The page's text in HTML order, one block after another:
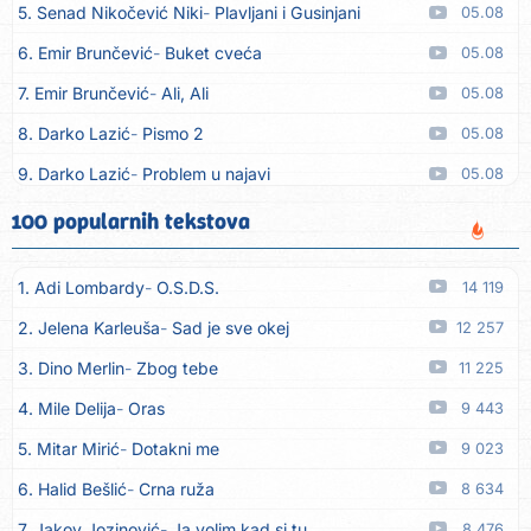
5. Senad Nikočević Niki Plavljani i Gusinjani 05.08
6. Emir Brunčević Buket cveća 05.08
7. Emir Brunčević Ali, Ali 05.08
8. Darko Lazić Pismo 2 05.08
9. Darko Lazić Problem u najavi 05.08
10. Aleksandra Đuranović Kao zver
11. Meliha Imširović Čujem mili 05.08
12. Tereza Kesovija Prvi cvijet 05.08
13. Kopito Ka´ list ol kaduje (Poput lista od kadulje) 05.08
14. Alen Polić Rožica črljena 05.08
15. Oliver Dragojević 05.08
16. Klapa Kaše Dubrovnik 05.08
17. Grupa Makedonija Ima edna moma 05.08
100 popularnih tekstova
1. Adi Lombardy O.S.D.S. 14 119
2. Jelena Karleuša Sad je sve okej 12 257
3. Dino Merlin Zbog tebe 11 225
4. Mile Delija Oras 9 443
5. Mitar Mirić Dotakni me 9 023
6. Halid Bešlić Crna ruža 8 634